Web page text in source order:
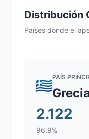
Distribución
Países donde el
PAÍS
Grecia
2.122
96.9%